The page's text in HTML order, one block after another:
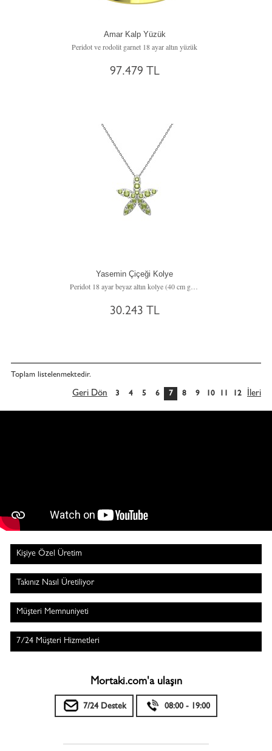
Amar Kalp Yüzük
Peridot ve rodolit garnet 18 ayar altın yüzük
97.479 TL
Yasemin Çiçeği Kolye
Peridot 18 ayar beyaz altın kolye (40 cm gümüş rolo zincir)
30.243 TL
Toplam listelenmektedir.
İleri
3 4 5 6 7 8 9 10 11 12
Geri Dön
Kişiye Özel Üretim
Takınız Nasıl Üretiliyor
Müşteri Memnuniyeti
7/24 Müşteri Hizmetleri
Mortaki.com'a ulaşın
7/24 Destek 08:00 - 19:00